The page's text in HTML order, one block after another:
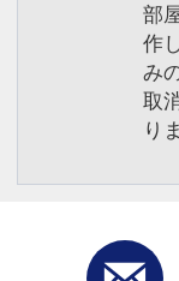
部
作
み
取
り